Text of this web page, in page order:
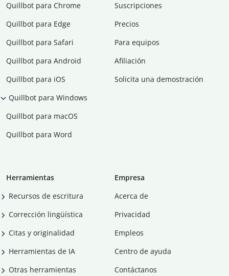
Quillbot para Chrome
Quillbot para Edge
Quillbot para Safari
Quillbot para Android
Quillbot para iOS
Quillbot para Windows
Quillbot para macOS
Quillbot para Word
Suscripciones
Precios
Para equipos
Afiliación
Solicita una demostración
Herramientas
Recursos de escritura
Corrección lingüística
Citas y originalidad
Herramientas de IA
Otras herramientas
Empresa
Acerca de
Privacidad
Empleos
Centro de ayuda
Contáctanos